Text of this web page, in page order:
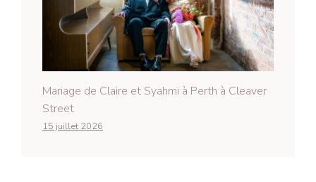
Mariage de Claire et Syahmi à Perth à Cleaver
Street
15 juillet 2026